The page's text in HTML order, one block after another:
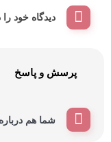
دیدگاه خود را
پرسش و پاسخ
شما هم